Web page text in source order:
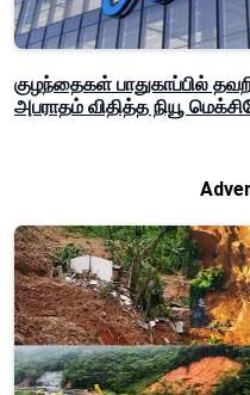
குழந்தைகள் பாதுகாப்பில்
அபராதம் விதித்த நியூ